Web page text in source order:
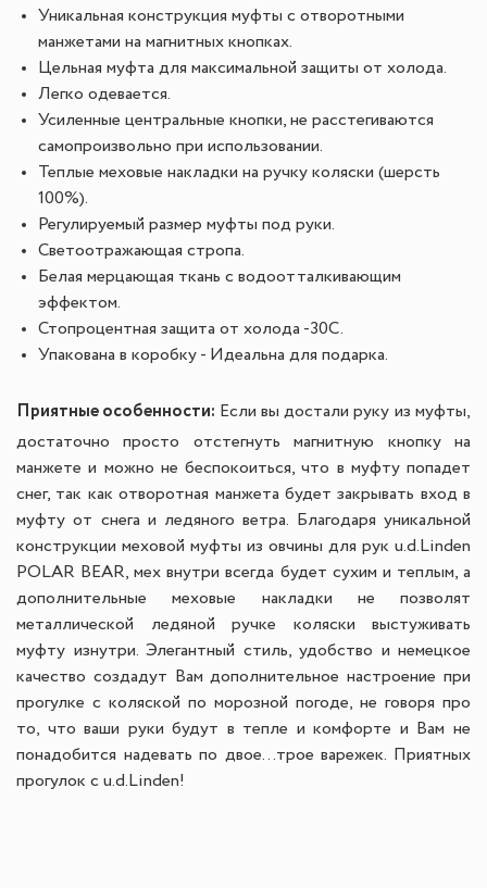
Уникальная конструкция муфты с отворотными
манжетами на магнитных кнопках.
Цельная муфта для максимальной защиты от холода.
Легко одевается.
Усиленные центральные кнопки, не расстегиваются
самопроизвольно при использовании.
Теплые меховые накладки на ручку коляски (шерсть
100%).
Регулируемый размер муфты под руки.
Светоотражающая стропа.
Белая мерцающая ткань с водоотталкивающим
эффектом.
Стопроцентная защита от холода -30С.
Упакована в коробку - Идеальна для подарка.
Приятные особенности: Если вы достали руку из муфты,
достаточно просто отстегнуть магнитную кнопку на
манжете и можно не беспокоиться, что в муфту попадет
снег, так как отворотная манжета будет закрывать вход в
муфту от снега и ледяного ветра.
Благодаря уникальной
конструкции меховой муфты из овчины для рук u.d.Linden
POLAR BEAR, мех внутри всегда будет сухим и теплым, а
дополнительные меховые накладки не позволят
металлической ледяной ручке коляски выстуживать
муфту изнутри. Элегантный стиль, удобство и немецкое
качество создадут Вам дополнительное настроение при
прогулке с коляской по морозной погоде, не говоря про
то, что ваши руки будут в тепле и комфорте и Вам не
понадобится надевать по двое...трое варежек. Приятных
прогулок с u.d.Linden!